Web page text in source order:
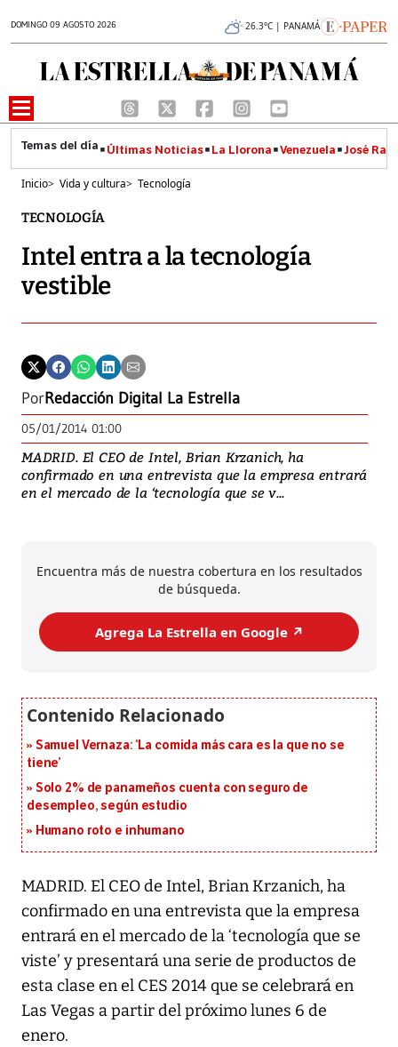
DOMINGO 09 AGOSTO 2026 26.3°C | PANAMÁ
Últimas Noticias La Llorona Venezuela José
Inicio> Vida y cultura> Tecnología
TECNOLOGÍA
Intel entra a la tecnología
vestible
PorRedacción Digital La Estrella
05/01/2014 01:00
MADRID. El CEO de Intel, Brian Krzanich, ha
confirmado en una entrevista que la empresa entrará
en el mercado de la ‘tecnología que se v...
Encuentra más de nuestra cobertura en los resultados
de búsqueda.
Agrega La Estrella en Google ↗️
Samuel Vernaza: ‘La comida más cara es la que no se
tiene’
Solo 2% de panameños cuenta con seguro de
desempleo, según estudio
Humano roto e inhumano
MADRID. El CEO de Intel, Brian Krzanich, ha
confirmado en una entrevista que la empresa
entrará en el mercado de la ‘tecnología que se
viste’ y presentará una serie de productos de
esta clase en el CES 2014 que se celebrará en
Las Vegas a partir del próximo lunes 6 de
enero.